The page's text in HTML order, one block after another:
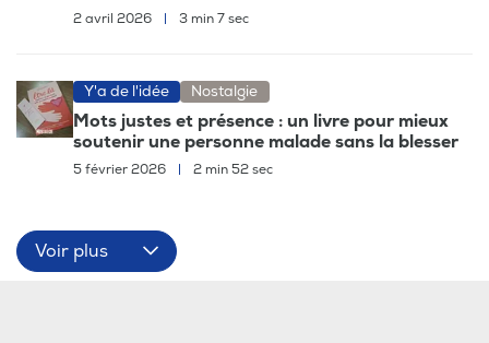
2 avril 2026 3 min 7 sec
Y'a de l'idée Nostalgie
Mots justes et présence : un livre pour mieux
soutenir une personne malade sans la blesser
5 février 2026 2 min 52 sec
Voir plus